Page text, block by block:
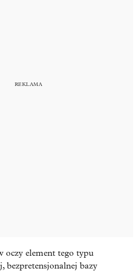
oczy element tego typu
bezpretensjonalnej bazy